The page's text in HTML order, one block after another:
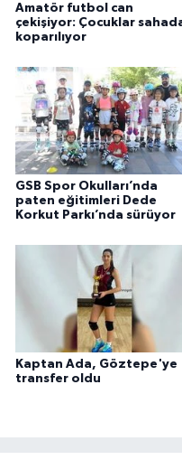
Amatör futbol can
çekişiyor: Çocuklar
koparılıyor
GSB Spor Okulları’nda
paten eğitimleri Dede
Korkut Parkı’nda sürüyor
Kaptan Ada, Göztepe'ye
transfer oldu